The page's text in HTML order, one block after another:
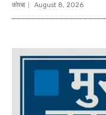
कोरबा August 8, 2026